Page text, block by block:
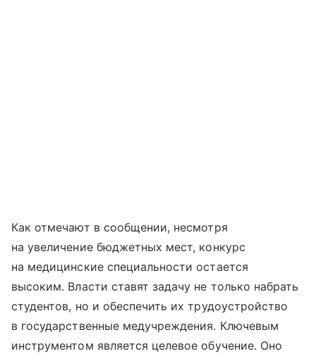
Как отмечают в сообщении, несмотря
на увеличение бюджетных мест, конкурс
на медицинские специальности остается
высоким. Власти ставят задачу не только набрать
студентов, но и обеспечить их трудоустройство
в государственные медучреждения. Ключевым
инструментом является целевое обучение. Оно